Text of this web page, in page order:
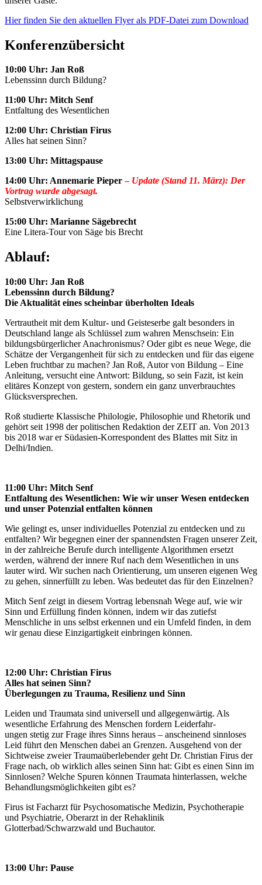
Hier finden Sie den aktuellen Flyer als PDF-Datei zum Download
Konferenzübersicht
10:00 Uhr: Jan Roß
Lebenssinn durch Bildung?
11:00 Uhr: Mitch Senf
Entfaltung des Wesentlichen
12:00 Uhr: Christian Firus
Alles hat seinen Sinn?
13:00 Uhr: Mittagspause
14:00 Uhr: Annemarie Pieper– Update (Stand 11. März): Der
Vortrag wurde abgesagt.
Selbstverwirklichung
15:00 Uhr: Marianne Sägebrecht
Eine Litera-Tour von Säge bis Brecht
Ablauf:
10:00 Uhr: Jan Roß
Lebenssinn durch Bildung?
Die Aktualität eines scheinbar überholten Ideals
Vertrautheit mit dem Kultur- und Geisteserbe galt besonders in
Deutschland lange als Schlüssel zum wahren Menschsein: Ein
bildungsbürgerlicher Anachronismus? Oder gibt es neue Wege, die
Schätze der Vergangenheit für sich zu entdecken und für das eigene
Leben fruchtbar zu machen? Jan Roß, Autor von Bildung – Eine
Anleitung, versucht eine Antwort: Bildung, so sein Fazit, ist kein
elitäres Konzept von gestern, sondern ein ganz unverbrauchtes
Glücksversprechen.
Roß studierte Klassische Philologie, Philosophie und Rhetorik und
gehört seit 1998 der politischen Redaktion der ZEIT an. Von 2013
bis 2018 war er Südasien-Korrespondent des Blattes mit Sitz in
Delhi/Indien.
11:00 Uhr: Mitch Senf
Entfaltung des Wesentlichen: Wie wir unser Wesen entdecken
und unser Potenzial entfalten können
Wie gelingt es, unser individuelles Potenzial zu entdecken und zu
entfalten? Wir begegnen einer der spannendsten Fragen unserer Zeit,
in der zahlreiche Berufe durch intelligente Algorithmen ersetzt
werden, während der innere Ruf nach dem Wesentlichen in uns
lauter wird. Wir suchen nach Orientierung, um unseren eigenen Weg
zu gehen, sinnerfüllt zu leben. Was bedeutet das für den Einzelnen?
Mitch Senf zeigt in diesem Vortrag lebensnah Wege auf, wie wir
Sinn und Erfüllung finden können, indem wir das zutiefst
Menschliche in uns selbst erkennen und ein Umfeld finden, in dem
wir genau diese Einzigartigkeit einbringen können.
12:00 Uhr: Christian Firus
Alles hat seinen Sinn?
Überlegungen zu Trauma, Resilienz und Sinn
Leiden und Traumata sind universell und allgegenwärtig. Als
wesentliche Erfahrung des Menschen fordern Leiderfahr-
ungen stetig zur Frage ihres Sinns heraus – anscheinend sinnloses
Leid führt den Menschen dabei an Grenzen. Ausgehend von der
Sichtweise zweier Traumaüberlebender geht Dr. Christian Firus der
Frage nach, ob wirklich alles seinen Sinn hat: Gibt es einen Sinn im
Sinnlosen? Welche Spuren können Traumata hinterlassen, welche
Behandlungsmöglichkeiten gibt es?
Firus ist Facharzt für Psychosomatische Medizin, Psychotherapie
und Psychiatrie, Oberarzt in der Rehaklinik
Glotterbad/Schwarzwald und Buchautor.
13:00 Uhr: Pause